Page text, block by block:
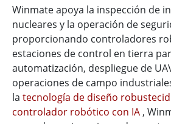
Winmate apoya la inspección de
nucleares y la operación de
proporcionando controladores
estaciones de control en tierra
automatización, despliegue de
operaciones de campo
la tecnología de diseño
controlador robótico con IA ,